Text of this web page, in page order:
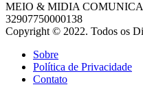
MEIO & MIDIA
32907750000138
Copyright © 2022. Todos os
Sobre
Política de Privacidade
Contato